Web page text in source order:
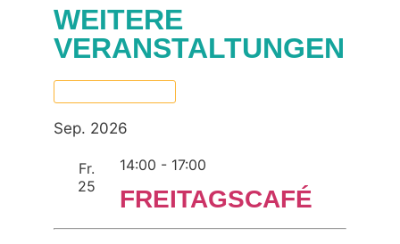
WEITERE
VERANSTALTUNGEN
Select
date.
Sep. 2026
Fr.
25
14:00 - 17:00
FREITAGSCAFÉ